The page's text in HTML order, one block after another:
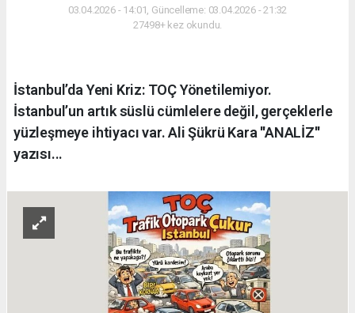
03.04.2026 - 14:01, Güncelleme: 03.04.2026 - 21:32
27498+ kez okundu.
İstanbul’da Yeni Kriz: TOÇ Yönetilemiyor.
İstanbul’un artık süslü cümlelere değil, gerçeklerle
yüzleşmeye ihtiyacı var. Ali Şükrü Kara ''ANALİZ''
yazısı...